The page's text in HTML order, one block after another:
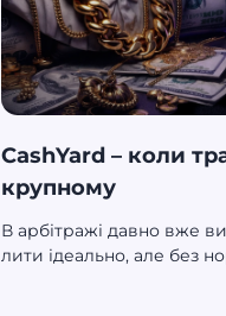
CashYard – коли
крупному
В арбітражі давно вже
лити ідеально, але без